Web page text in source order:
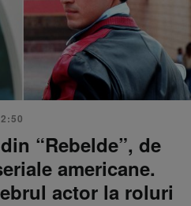
“Rebelde”, de
americane.
actor la roluri